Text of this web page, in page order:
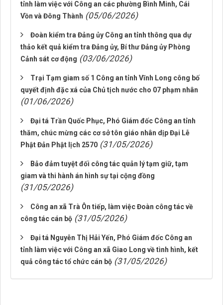
tỉnh làm việc với Công an các phường Bình Minh, Cái
Vồn và Đông Thành (05/06/2026)
Đoàn kiểm tra Đảng ủy Công an tỉnh thông qua dự
thảo kết quả kiểm tra Đảng ủy, Bí thư Đảng ủy Phòng
Cảnh sát cơ động (03/06/2026)
Trại Tạm giam số 1 Công an tỉnh Vĩnh Long công bố
quyết định đặc xá của Chủ tịch nước cho 07 phạm nhân
(01/06/2026)
Đại tá Trần Quốc Phục, Phó Giám đốc Công an tỉnh
thăm, chúc mừng các cơ sở tôn giáo nhân dịp Đại Lễ
Phật Đản Phật lịch 2570 (31/05/2026)
Bảo đảm tuyệt đối công tác quản lý tạm giữ, tạm
giam và thi hành án hình sự tại cộng đồng
(31/05/2026)
Công an xã Trà Ôn tiếp, làm việc Đoàn công tác về
công tác cán bộ (31/05/2026)
Đại tá Nguyễn Thị Hải Yến, Phó Giám đốc Công an
tỉnh làm việc với Công an xã Giao Long về tình hình, kết
quả công tác tổ chức cán bộ (31/05/2026)